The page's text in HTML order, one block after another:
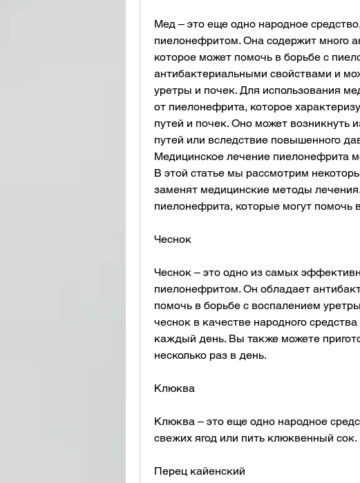
Мед – это еще одно народное
пиелонефритом. Она содержит много
которое может помочь в борьбе с
антибактериальными свойствами и
уретры и почек. Для использования
от пиелонефрита, которое
путей и почек. Оно может
путей или вследствие повышенного
Медицинское лечение пиелонефрита
В этой статье мы рассмотрим
заменят медицинские методы
пиелонефрита, которые могут помочь
Чеснок
Чеснок – это одно из самых
пиелонефритом. Он обладает
помочь в борьбе с воспалением
чеснок в качестве народного
каждый день. Вы также можете
несколько раз в день.
Клюква
Клюква – это еще одно народное
свежих ягод или пить клюквенный сок.
Перец кайенский